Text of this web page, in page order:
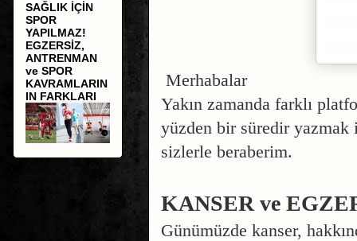
Merhabalar
Yakın zamanda farklı
yüzden bir süredir yazmak
sizlerle beraberim.
KANSER ve
Günümüzde kanser,
SAĞLIK İÇİN
SPOR
YAPILMAZ!
EGZERSİZ,
ANTRENMAN
ve SPOR
KAVRAMLARIN
IN FARKLARI